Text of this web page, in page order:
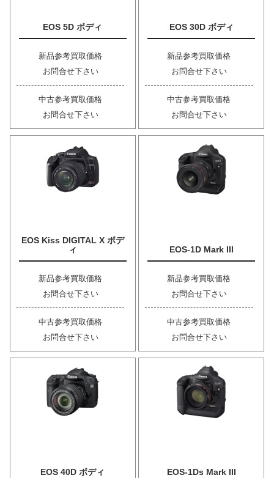
EOS 5D ボディ
新品参考買取価格
お問合せ下さい
中古参考買取価格
お問合せ下さい
EOS 30D ボディ
新品参考買取価格
お問合せ下さい
中古参考買取価格
お問合せ下さい
EOS Kiss DIGITAL X ボデ
ィ
新品参考買取価格
お問合せ下さい
中古参考買取価格
お問合せ下さい
EOS-1D Mark III
新品参考買取価格
お問合せ下さい
中古参考買取価格
お問合せ下さい
EOS 40D ボディ EOS-1Ds Mark III